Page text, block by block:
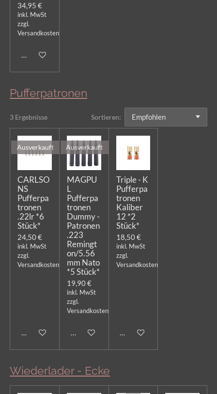
34,95 €
inkl. MwSt
zzgl.
Versandkosten
In den Warenkorb
Pufferpatronen
3 Ergebnisse Sortieren:
Ausverkauft
CARLSO
NS
Pufferpa
tronen
.22lr *6
Stück*
24,50 €
inkl. MwSt
zzgl.
Versandkosten
Bei Verfügbarkeit benachrichtigen
Ausverkauft
MAGPU
L
Pufferpa
tronen
Dummy -
Patronen
.223
Remingt
on/5.56
mm Nato
*5 Stück*
19,90 €
inkl. MwSt
zzgl.
Versandkosten
Bei Verfügbarkeit benachrichtigen
Triple - K
Pufferpa
tronen
Kaliber
12 *2
Stück*
18,50 €
inkl. MwSt
zzgl.
Versandkosten
In den Warenkorb
Wiederlader - Ecke